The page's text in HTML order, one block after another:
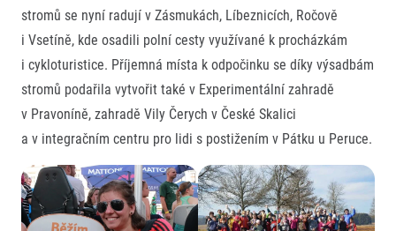
stromů se nyní radují v Zásmukách, Líbeznicích, Ročově
i Vsetíně, kde osadili polní cesty využívané k procházkám
i cykloturistice. Příjemná místa k odpočinku se díky výsadbám
stromů podařila vytvořit také v Experimentální zahradě
v Pravoníně, zahradě Vily Čerych v České Skalici
a v integračním centru pro lidi s postižením v Pátku u Peruce.